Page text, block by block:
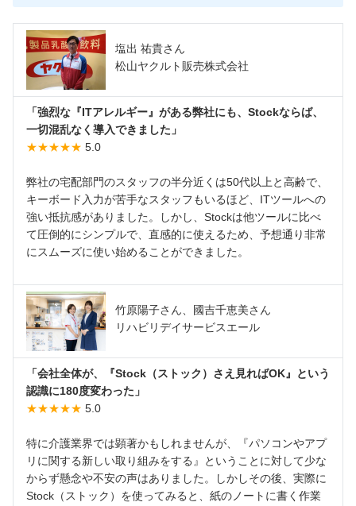
塩出 祐貴さん
松山ヤクルト販売株式会社
「強烈な『ITアレルギー』がある弊社にも、Stockならば、
一切混乱なく導入できました」
★★★★★ 5.0
弊社の宅配部門のスタッフの半分近くは50代以上と高齢で、
キーボード入力が苦手なスタッフもいるほど、ITツールへの
強い抵抗感がありました。しかし、Stockは他ツールに比べ
て圧倒的にシンプルで、直感的に使えるため、予想通り非常
にスムーズに使い始めることができました。
竹原陽子さん、國吉千恵美さん
リハビリデイサービスエール
「会社全体が、『Stock（ストック）さえ見ればOK』という
認識に180度変わった」
★★★★★ 5.0
特に介護業界では顕著かもしれませんが、『パソコンやアプ
リに関する新しい取り組みをする』ということに対して少な
からず懸念や不安の声はありました。しかしその後、実際に
Stock（ストック）を使ってみると、紙のノートに書く作業